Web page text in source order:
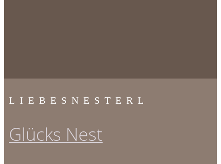
LIEBESNESTERL
Glücks Nest